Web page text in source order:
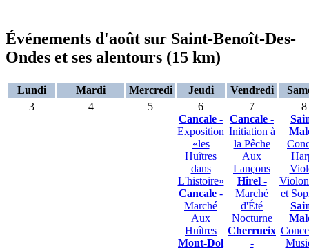
Événements d'août sur Saint-Benoît-Des-
Ondes et ses alentours (15 km)
Lundi Mardi Mercredi Jeudi Vendredi
3
4 5
6
Cancale -
Exposition
«les
Huîtres
dans
L'histoire»
Cancale -
Marché
Aux
Huîtres
Mont-Dol
7
Cancale -
Initiation à
la Pêche
Aux
Lançons
Hirel-
Marché
d'Été
Nocturne
Cherrueix
-
8
et